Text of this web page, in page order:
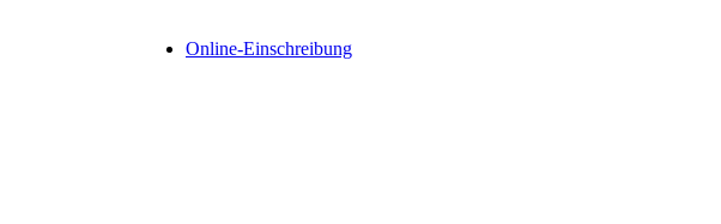
Online-Einschreibung